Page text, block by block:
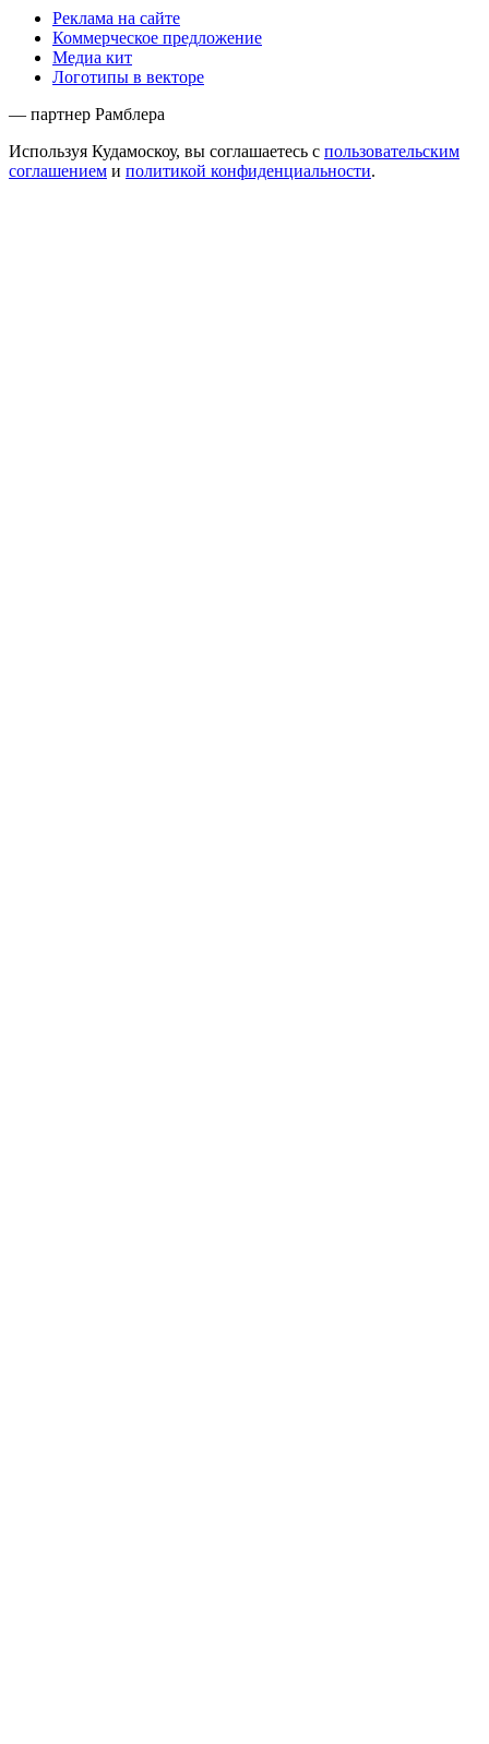
Реклама на сайте
Коммерческое предложение
Медиа кит
Логотипы в векторе
— партнер Рамблера
Используя Кудамоскоу, вы соглашаетесь с пользовательским
соглашением и политикой конфиденциальности.